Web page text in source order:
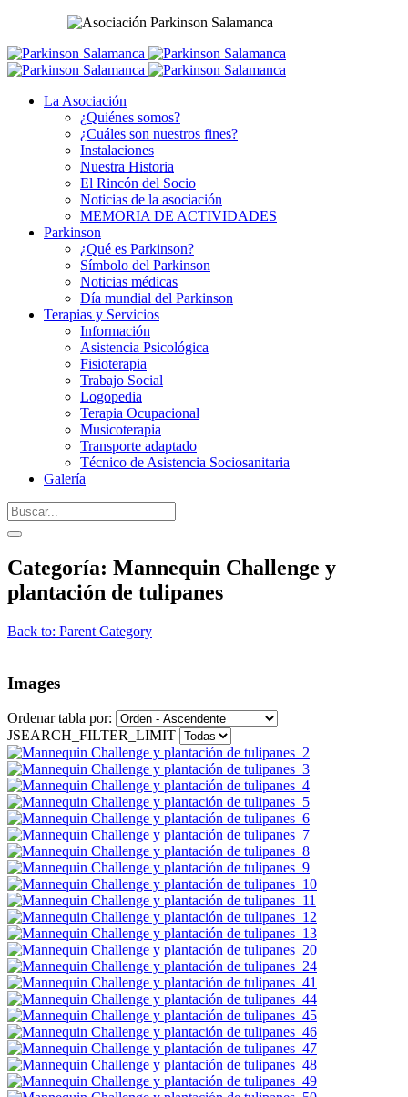
La Asociación
¿Quiénes somos?
¿Cuáles son nuestros fines?
Instalaciones
Nuestra Historia
El Rincón del Socio
Noticias de la asociación
MEMORIA DE ACTIVIDADES
Parkinson
¿Qué es Parkinson?
Símbolo del Parkinson
Noticias médicas
Día mundial del Parkinson
Terapias y Servicios
Información
Asistencia Psicológica
Fisioterapia
Trabajo Social
Logopedia
Terapia Ocupacional
Musicoterapia
Transporte adaptado
Técnico de Asistencia Sociosanitaria
Galería
Categoría: Mannequin Challenge y
plantación de tulipanes
Back to: Parent Category
Images
Ordenar tabla por:
JSEARCH_FILTER_LIMIT